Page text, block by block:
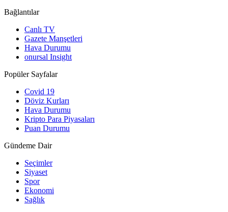
Bağlantılar
Canlı TV
Gazete Manşetleri
Hava Durumu
onursal Insight
Popüler Sayfalar
Covid 19
Döviz Kurları
Hava Durumu
Kripto Para Piyasaları
Puan Durumu
Gündeme Dair
Seçimler
Siyaset
Spor
Ekonomi
Sağlık